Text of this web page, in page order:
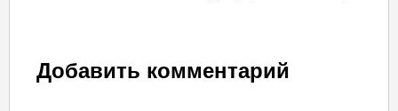
Добавить комментарий